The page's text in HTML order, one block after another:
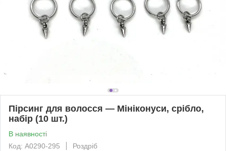
Пірсинг для волосся — Мініконуси, срібло,
набір (10 шт.)
В наявності
Код: A0290-295
Роздріб